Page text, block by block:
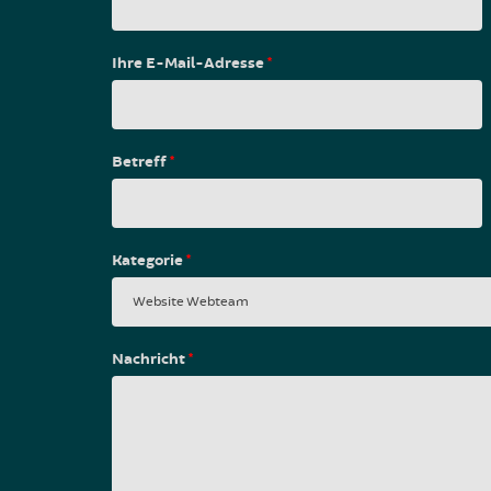
Ihre E-Mail-Adresse*
Betreff*
Kategorie*
Nachricht*